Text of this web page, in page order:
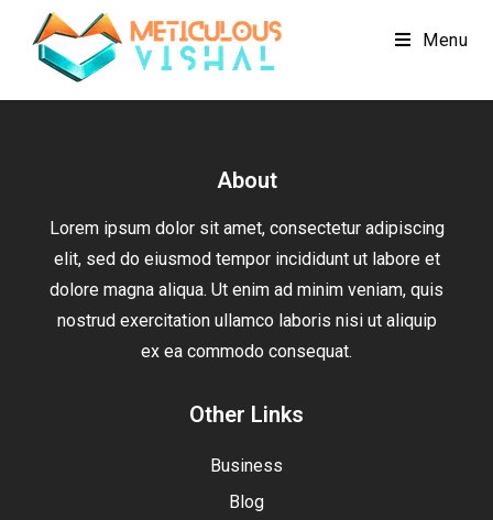
Menu
About
Lorem ipsum dolor sit amet, consectetur adipiscing
elit, sed do eiusmod tempor incididunt ut labore et
dolore magna aliqua. Ut enim ad minim veniam, quis
nostrud exercitation ullamco laboris nisi ut aliquip
ex ea commodo consequat.
Other Links
Business
Blog